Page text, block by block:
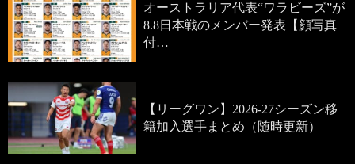
オーストラリア代表“ワラビーズ”が
8.8日本戦のメンバー発表【顔写真
付…
【リーグワン】2026-27シーズン移
籍加入選手まとめ（随時更新）